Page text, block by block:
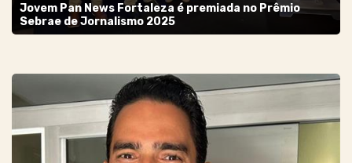
Jovem Pan News Fortaleza é premiada no Prêmio
Sebrae de Jornalismo 2025